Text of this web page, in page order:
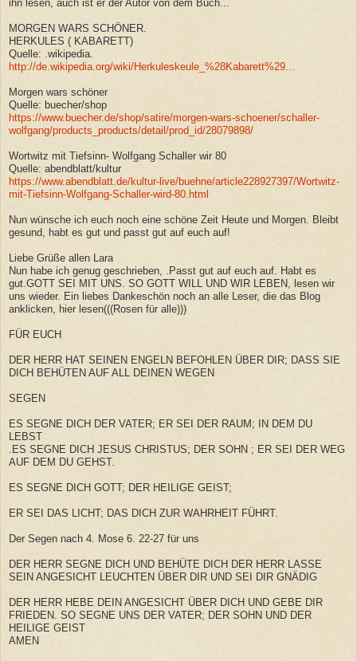
ihn lesen, auch ist er der Autor von dem Buch...
MORGEN WARS SCHÖNER.
HERKULES ( KABARETT)
Quelle: .wikipedia.
http://de.wikipedia.org/wiki/Herkuleskeule_%28Kabarett%29...
Morgen wars schöner
Quelle: buecher/shop
https://www.buecher.de/shop/satire/morgen-wars-schoener/schaller-
wolfgang/products_products/detail/prod_id/28079898/
Wortwitz mit Tiefsinn- Wolfgang Schaller wir 80
Quelle: abendblatt/kultur
https://www.abendblatt.de/kultur-live/buehne/article228927397/Wortwitz-
mit-Tiefsinn-Wolfgang-Schaller-wird-80.html
Nun wünsche ich euch noch eine schöne Zeit Heute und Morgen. Bleibt
gesund, habt es gut und passt gut auf euch auf!
Liebe Grüße allen Lara
Nun habe ich genug geschrieben, .Passt gut auf euch auf. Habt es
gut.GOTT SEI MIT UNS. SO GOTT WILL UND WIR LEBEN, lesen wir
uns wieder. Ein liebes Dankeschön noch an alle Leser, die das Blog
anklicken, hier lesen(((Rosen für alle)))
FÜR EUCH
DER HERR HAT SEINEN ENGELN BEFOHLEN ÜBER DIR; DASS SIE
DICH BEHÜTEN AUF ALL DEINEN WEGEN
SEGEN
ES SEGNE DICH DER VATER; ER SEI DER RAUM; IN DEM DU
LEBST
.ES SEGNE DICH JESUS CHRISTUS; DER SOHN ; ER SEI DER WEG
AUF DEM DU GEHST.
ES SEGNE DICH GOTT; DER HEILIGE GEIST;
ER SEI DAS LICHT; DAS DICH ZUR WAHRHEIT FÜHRT.
Der Segen nach 4. Mose 6. 22-27 für uns
DER HERR SEGNE DICH UND BEHÜTE DICH DER HERR LASSE
SEIN ANGESICHT LEUCHTEN ÜBER DIR UND SEI DIR GNÄDIG
DER HERR HEBE DEIN ANGESICHT ÜBER DICH UND GEBE DIR
FRIEDEN. SO SEGNE UNS DER VATER; DER SOHN UND DER
HEILIGE GEIST
AMEN